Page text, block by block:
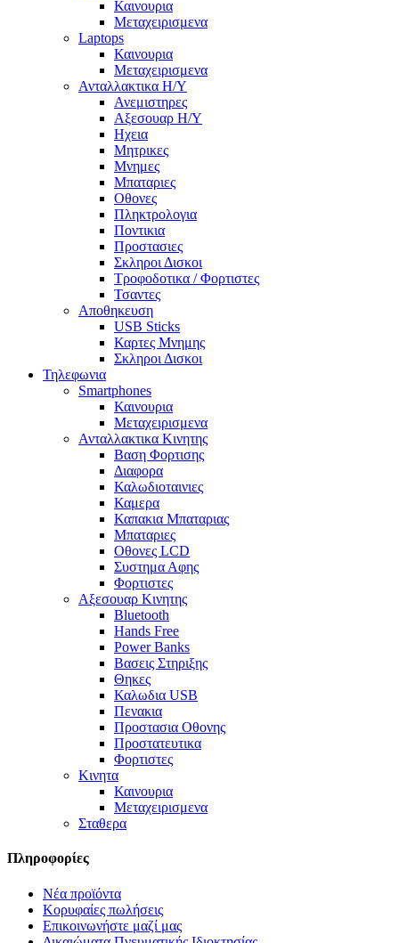
Καινουρια
Μεταχειρισμενα
Laptops
Καινουρια
Μεταχειρισμενα
Ανταλλακτικα H/Y
Ανεμιστηρες
Αξεσουαρ Η/Υ
Ηχεια
Μητρικες
Μνημες
Μπαταριες
Οθονες
Πληκτρολογια
Ποντικια
Προστασιες
Σκληροι Δισκοι
Τροφοδοτικα / Φορτιστες
Τσαντες
Αποθηκευση
USB Sticks
Καρτες Μνημης
Σκληροι Δισκοι
Τηλεφωνια
Smartphones
Καινουρια
Μεταχειρισμενα
Ανταλλακτικα Κινητης
Βαση Φορτισης
Διαφορα
Καλωδιοταινιες
Καμερα
Καπακια Μπαταριας
Μπαταριες
Οθονες LCD
Συστημα Αφης
Φορτιστες
Αξεσουαρ Κινητης
Bluetooth
Hands Free
Power Banks
Βασεις Στηριξης
Θηκες
Καλωδια USB
Πενακια
Προστασια Οθονης
Προστατευτικα
Φορτιστες
Κινητα
Καινουρια
Μεταχειρισμενα
Σταθερα
Πληροφορίες
Νέα προϊόντα
Κορυφαίες πωλήσεις
Επικοινωνήστε μαζί μας